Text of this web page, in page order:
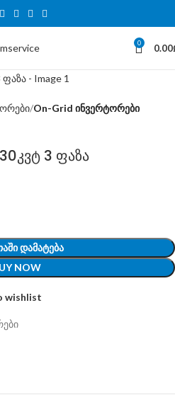
0 0.00
On-Grid ინვერტორები
3 ფაზა
ᲓᲐᲛᲐᲢᲔᲑᲐ
NOW
wishlist